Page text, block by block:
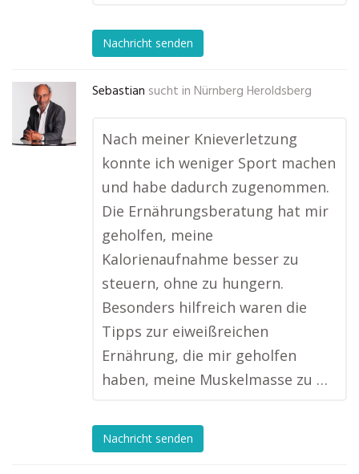
Nachricht senden
Sebastian sucht in Nürnberg Heroldsberg
Nach meiner Knieverletzung
konnte ich weniger Sport machen
und habe dadurch zugenommen.
Die Ernährungsberatung hat mir
geholfen, meine
Kalorienaufnahme besser zu
steuern, ohne zu hungern.
Besonders hilfreich waren die
Tipps zur eiweißreichen
Ernährung, die mir geholfen
haben, meine Muskelmasse zu …
Nachricht senden